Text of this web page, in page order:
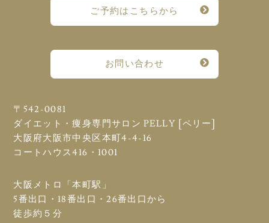
ご予約はこちらから
お問い合わせ
〒542-0081
ダイエット・痩身専門サロン PELLY [ペリー]
大阪府大阪市中央区本町4-4-16
コートハウス416・1001
大阪メトロ「本町駅」
5番出口・18番出口・26番出口から
徒歩約５分